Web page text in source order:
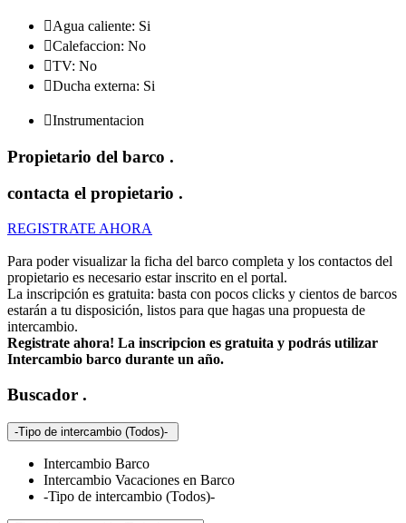
Agua caliente: Si
Calefaccion: No
TV: No
Ducha externa: Si
Instrumentacion
Propietario del barco .
contacta el propietario .
REGISTRATE AHORA
Para poder visualizar la ficha del barco completa y los contactos del
propietario es necesario estar inscrito en el portal.
La inscripción es gratuita: basta con pocos clicks y cientos de barcos
estarán a tu disposición, listos para que hagas una propuesta de
intercambio.
Registrate ahora! La inscripcion es gratuita y podrás utilizar
Intercambio barco durante un año.
Buscador .
-Tipo de intercambio (Todos)-
Intercambio Barco
Intercambio Vacaciones en Barco
-Tipo de intercambio (Todos)-